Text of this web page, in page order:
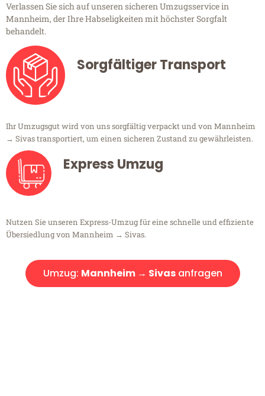
Verlassen Sie sich auf unseren sicheren Umzugsservice in
Mannheim, der Ihre Habseligkeiten mit höchster Sorgfalt
behandelt.
Sorgfältiger Transport
Ihr Umzugsgut wird von uns sorgfältig verpackt und von Mannheim
→ Sivas transportiert, um einen sicheren Zustand zu gewährleisten.
Express Umzug
Nutzen Sie unseren Express-Umzug für eine schnelle und effiziente
Übersiedlung von Mannheim → Sivas.
Umzug: Mannheim → Sivasanfragen